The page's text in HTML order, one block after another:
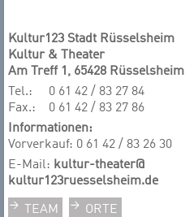
Kultur123 Stadt Rüsselsheim
Kultur & Theater
Am Treff 1, 65428 Rüsselsheim
Tel.:
0 61 42 / 83 27 84
Fax.:
0 61 42 / 83 27 86
Informationen:
Vorverkauf: 0 61 42 / 83 26 30
E-Mail: kultur-theater@
kultur123ruesselsheim.de
TEAM ORTE